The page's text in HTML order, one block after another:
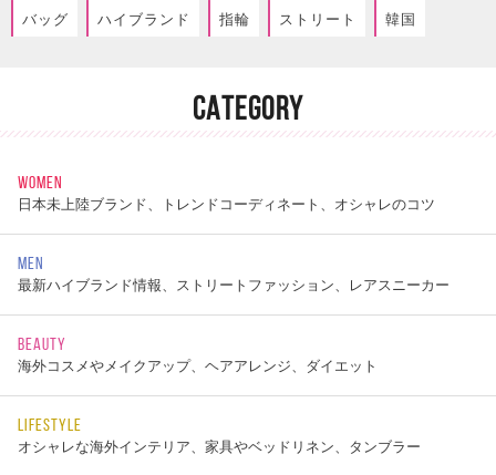
バッグ ハイブランド 指輪 ストリート 韓国
CATEGORY
WOMEN
日本未上陸ブランド、トレンドコーディネート、オシャレのコツ
MEN
最新ハイブランド情報、ストリートファッション、レアスニーカー
BEAUTY
海外コスメやメイクアップ、ヘアアレンジ、ダイエット
LIFESTYLE
オシャレな海外インテリア、家具やベッドリネン、タンブラー